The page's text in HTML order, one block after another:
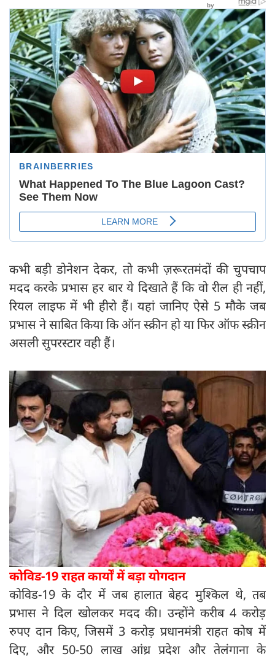
कभी बड़ी डोनेशन देकर, तो कभी ज़रूरतमंदों की चुपचाप
मदद करके प्रभास हर बार ये दिखाते हैं कि वो रील ही नहीं,
रियल लाइफ में भी हीरो हैं। यहां जानिए ऐसे 5 मौके जब
प्रभास ने साबित किया कि ऑन स्क्रीन हो या फिर ऑफ स्क्रीन
असली सुपरस्टार वही हैं।
कोविड-19 राहत कार्यों में बड़ा योगदान
कोविड-19 के दौर में जब हालात बेहद मुश्किल थे, तब
प्रभास ने दिल खोलकर मदद की। उन्होंने करीब 4 करोड़
रुपए दान किए, जिसमें 3 करोड़ प्रधानमंत्री राहत कोष में
दिए, और 50-50 लाख आंध्र प्रदेश और तेलंगाना के